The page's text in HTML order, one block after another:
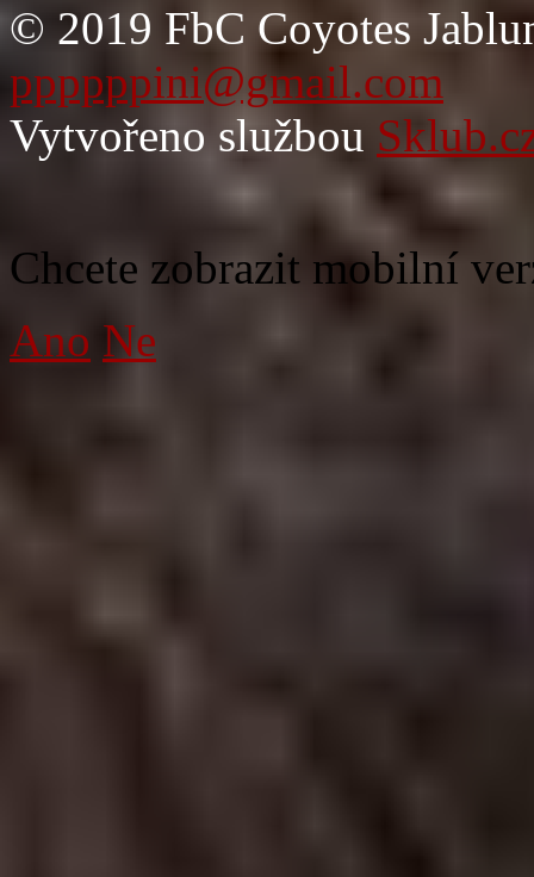
© 2019 FbC Coyotes
ppppppini@gmail.com
Vytvořeno službou
Chcete zobrazit mobilní
Ano Ne